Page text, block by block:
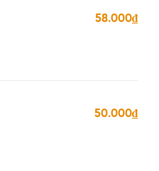
58.000₫
50.000₫